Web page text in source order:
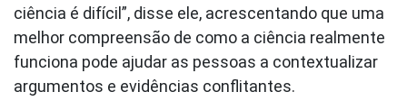
ciência é difícil”, disse ele, acrescentando que uma
melhor compreensão de como a ciência realmente
funciona pode ajudar as pessoas a contextualizar
argumentos e evidências conflitantes.